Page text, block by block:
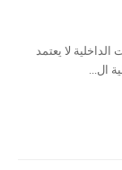
الداخلية لا يعتمد
ال...